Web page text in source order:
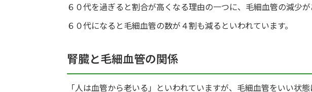
６０代を過ぎると割合が高くなる理由の一つに、毛細血管の減少が
６０代になると毛細血管の数が４割も減るといわれています。
腎臓と毛細血管の関係
「人は血管から老いる」といわれていますが、毛細血管をいい状態